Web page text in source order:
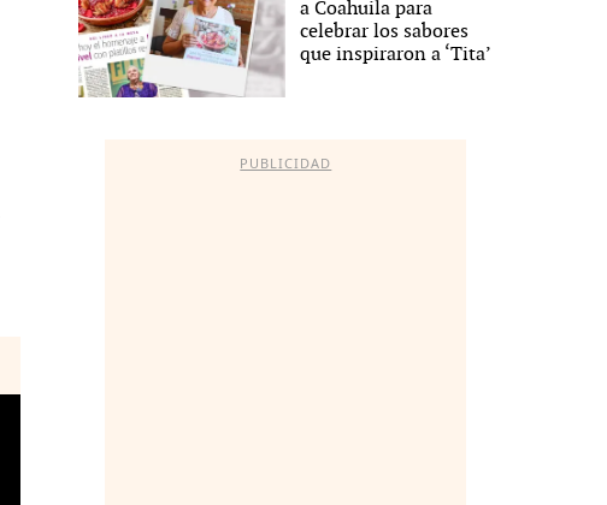
a Coahuila para
celebrar los sabores
que inspiraron a ‘Tita’
PUBLICIDAD